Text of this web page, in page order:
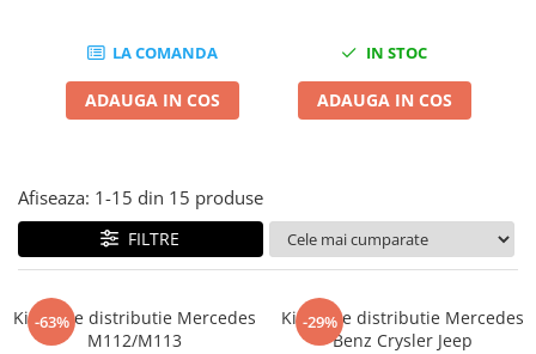
Echipamente De Sudura
Aparate taiere cu plasma
Autogen
Mig-Mag
Sudura In Puncte
Tig-Wig
Pompe si Cilindri Hidraulici
Prese pentru arcuri
LA COMANDA
ADAUGA IN COS
IN STOC
ADAUGA IN COS
Afiseaza: 1-15 din 15 produse
FILTRE
-63%
Kit fixare distributie Mercedes
M112/M113
-29%
Kit fixare distributie Mercedes
Benz Crysler Jeep